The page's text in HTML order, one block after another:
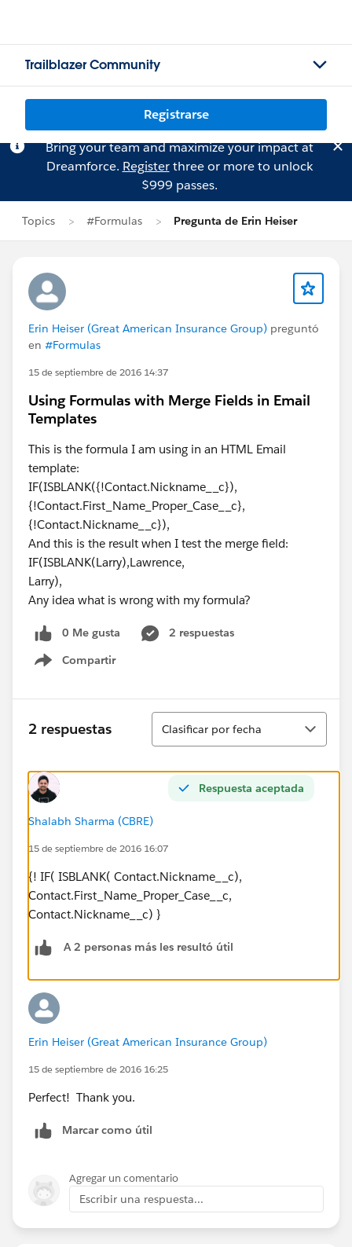
Trailblazer Community
Registrarse
Bring your team and maximize your impact at
Dreamforce. Registerthree or more to unlock
$999 passes.
Topics #Formulas Pregunta de Erin Heiser
Erin Heiser (Great American Insurance Group) preguntó
en #Formulas
15 de septiembre de 2016 14:37
Using Formulas with Merge Fields in Email
Templates
This is the formula I am using in an HTML Email
template:
IF(ISBLANK({!Contact.Nickname__c}),
{!Contact.First_Name_Proper_Case__c},
{!Contact.Nickname__c}),
And this is the result when I test the merge field:
IF(ISBLANK(Larry),Lawrence,
Larry),
Any idea what is wrong with my formula?
0 Me gusta
2 respuestas
Compartir
Show menu
2 respuestas
Ordenar
Clasificar por fecha
Respuesta aceptada
Shalabh Sharma (CBRE)
15 de septiembre de 2016 16:07
{! IF( ISBLANK( Contact.Nickname__c),
Contact.First_Name_Proper_Case__c,
Contact.Nickname__c) }
A 2 personas más les resultó útil
Erin Heiser (Great American Insurance Group)
15 de septiembre de 2016 16:25
Perfect! Thank you.
Marcar como útil
Agregar un comentario
Escribir una respuesta...